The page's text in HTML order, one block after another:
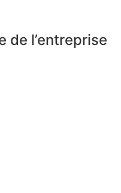
de l’entreprise